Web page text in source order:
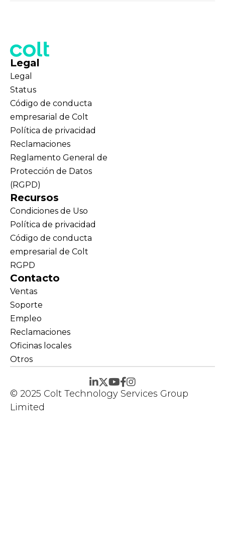
Legal
Legal
Status
Código de conducta
empresarial de Colt
Política de privacidad
Reclamaciones
Reglamento General de
Protección de Datos
(RGPD)
Recursos
Condiciones de Uso
Política de privacidad
Código de conducta
empresarial de Colt
RGPD
Contacto
Ventas
Soporte
Empleo
Reclamaciones
Oficinas locales
Otros
© 2025 Colt Technology Services Group
Limited